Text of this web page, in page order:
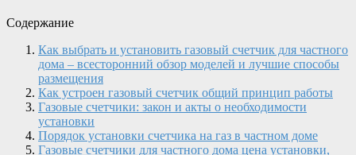
Содержание
Как выбрать и установить газовый счетчик для частного
дома – всесторонний обзор моделей и лучшие способы
размещения
Как устроен газовый счетчик общий принцип работы
Газовые счетчики: закон и акты о необходимости
установки
Порядок установки счетчика на газ в частном доме
Газовые счетчики для частного дома цена установки,